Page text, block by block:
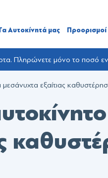
Αυτοκίνητά μας Προορισμοί
Πληρώνετε μόνο το ποσό
εξαίτιας